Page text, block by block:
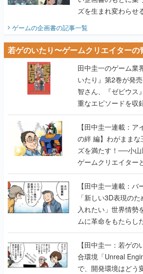
ズを生まれ変わらせ
ビュー】
ゲームの企画書の記事一覧
若ゲのいたり〜ゲームクリエイターの
田中圭一のゲーム業
いたり』第2巻が発
智さん、『ゼビウス
重なエピソードを収
【田中圭一連載：アイ
の絆 編】わがまま
ズを満たす！──小山
ゲームクリエイター
【若ゲのいたり最終
【田中圭一連載：バ
「新しい3D表現の
入れたい」世界情勢
ムに革命をもたらし
のいたり】
【田中圭一：若ゲ
合環境「Unreal
で、開発環境はどう